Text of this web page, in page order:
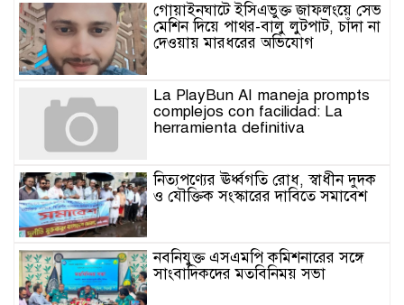
গোয়াইনঘাটে ইসিএভুক্ত জাফলংয়ে সেভ
মেশিন দিয়ে পাথর-বালু লুটপাট, চাঁদা না
দেওয়ায় মারধরের অভিযোগ
La PlayBun AI maneja prompts
complejos con facilidad: La
herramienta definitiva
নিত্যপণ্যের ঊর্ধ্বগতি রোধ, স্বাধীন দুদক
ও যৌক্তিক সংস্কারের দাবিতে সমাবেশ
নবনিযুক্ত এসএমপি কমিশনারের সঙ্গে
সাংবাদিকদের মতবিনিময় সভা